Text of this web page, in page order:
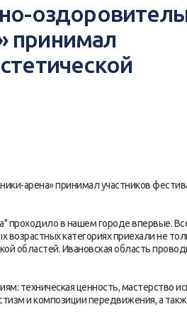
принимал
арена» принимал участников
проходило в нашем городе впервые.
возрастных категориях приехали не
областей. Ивановская область
техническая ценность, мастерство
и композиции передвижения, а